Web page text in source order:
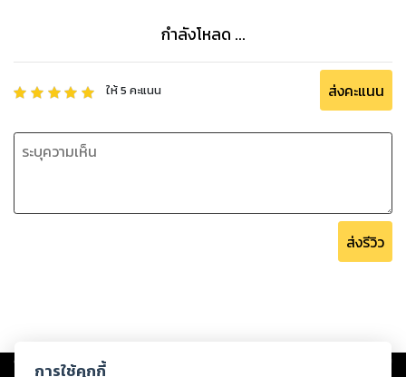
กำลังโหลด ...
ให้5 คะแนน ส่งคะแนน
ส่งรีวิว
Copyright © 2026
การใช้คุกกี้